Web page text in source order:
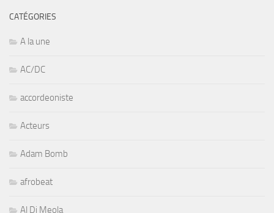
CATÉGORIES
A la une
AC/DC
accordeoniste
Acteurs
Adam Bomb
afrobeat
Al Di Meola